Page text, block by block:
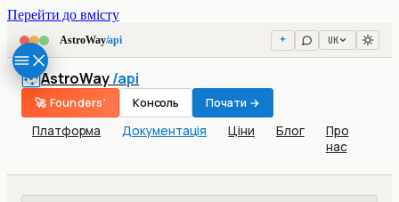
Перейти до вмісту
AstroWay/api UK
AstroWay/api
Платформа Документація Ціни Блог
Про
нас
🚀 Founders' Консоль Почати →